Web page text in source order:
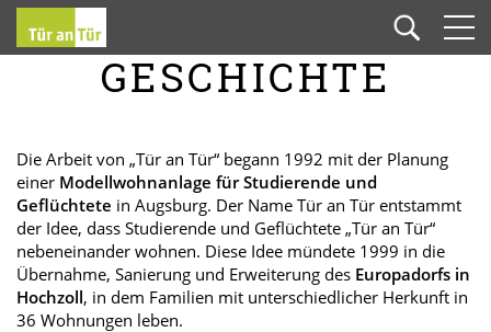
GESCHICHTE
Die Arbeit von „Tür an Tür“ begann 1992 mit der Planung
einer Modellwohnanlage für Studierende und
Geflüchtete in Augsburg. Der Name Tür an Tür entstammt
der Idee, dass Studierende und Geflüchtete „Tür an Tür“
nebeneinander wohnen. Diese Idee mündete 1999 in die
Übernahme, Sanierung und Erweiterung des Europadorfs in
Hochzoll, in dem Familien mit unterschiedlicher Herkunft in
36 Wohnungen leben.